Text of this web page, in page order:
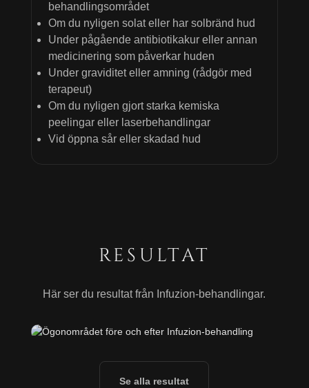
behandlingsområdet
Om du nyligen solat eller har solbränd hud
Under pågående antibiotikakur eller annan
medicinering som påverkar huden
Under graviditet eller amning (rådgör med
terapeut)
Om du nyligen gjort starka kemiska
peelingar eller laserbehandlingar
Vid öppna sår eller skadad hud
RESULTAT
Här ser du resultat från Infuzion-behandlingar.
Se alla resultat